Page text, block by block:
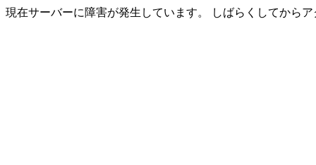
現在サーバーに障害が発生しています。 しばらくしてから